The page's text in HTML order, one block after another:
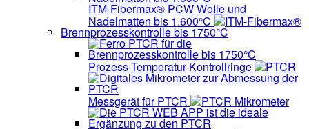
ITM-Fibermax® PCW Wolle und
Nadelmatten bis 1.600°C ITM-Fibermax®
Brennprozesskontrolle bis 1750°C
Prozess-Temperatur-Kontrollringe PTCR
Messgerät für PTCR PTCR Mikrometer